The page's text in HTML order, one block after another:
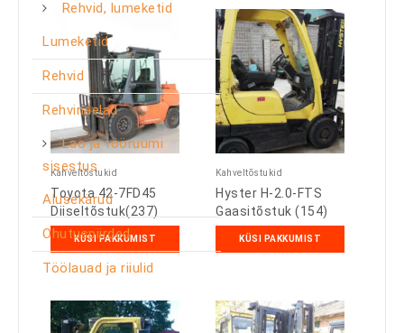
Rehvid, lumeketid
Lumeketid
Rehvid
Rehvinaelad
Lao ja tööruumi
sisestus
Alusekärud
Ohutuspiirded
Töölauad ja riiulid
Kahveltõstukid
Toyota 42-7FD45
Diiseltõstuk(237)
KÜSI PAKKUMIST
Kahveltõstukid
Hyster H-2.0-FTS
Gaasitõstuk (154)
KÜSI PAKKUMIST